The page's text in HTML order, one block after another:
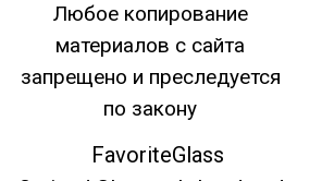
Любое копирование
материалов с сайта
запрещено и преследуется
по закону
FavoriteGlass